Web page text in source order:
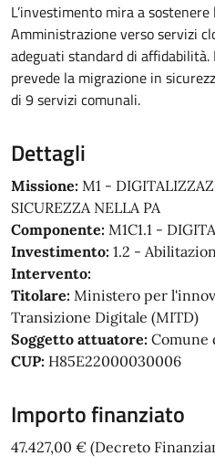
L’investimento mira a
Amministrazione verso servizi
adeguati standard di
prevede la migrazione in
di 9 servizi comunali.
Dettagli
Missione: M1 -
SICUREZZA NELLA PA
Componente: M1C1.1 -
Investimento: 1.2 -
Intervento:
Titolare: Ministero per
Transizione Digitale (MITD)
Soggetto attuatore: Comune
CUP: H85E22000030006
Importo finanziato
47.427,00 € (Decreto